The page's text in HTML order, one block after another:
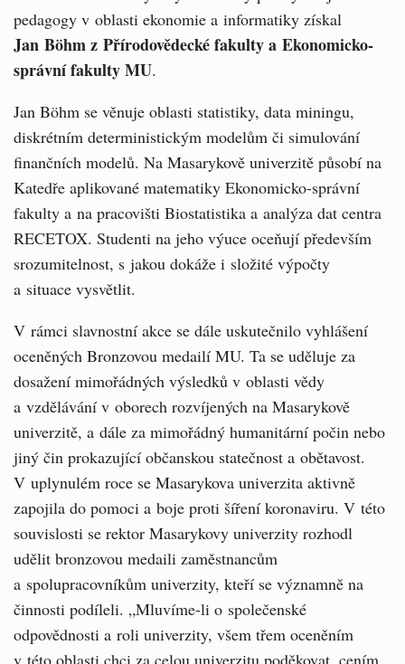
pedagogy v oblasti ekonomie a informatiky získal
Jan Böhm z Přírodovědecké fakulty a Ekonomicko-
správní fakulty MU.
Jan Böhm se věnuje oblasti statistiky, data miningu,
diskrétním deterministickým modelům či simulování
finančních modelů. Na Masarykově univerzitě působí na
Katedře aplikované matematiky Ekonomicko-správní
fakulty a na pracovišti Biostatistika a analýza dat centra
RECETOX. Studenti na jeho výuce oceňují především
srozumitelnost, s jakou dokáže i složité výpočty
a situace vysvětlit.
V rámci slavnostní akce se dále uskutečnilo vyhlášení
oceněných Bronzovou medailí MU. Ta se uděluje za
dosažení mimořádných výsledků v oblasti vědy
a vzdělávání v oborech rozvíjených na Masarykově
univerzitě, a dále za mimořádný humanitární počin nebo
jiný čin prokazující občanskou statečnost a obětavost.
V uplynulém roce se Masarykova univerzita aktivně
zapojila do pomoci a boje proti šíření koronaviru. V této
souvislosti se rektor Masarykovy univerzity rozhodl
udělit bronzovou medaili zaměstnancům
a spolupracovníkům univerzity, kteří se významně na
činnosti podíleli. „Mluvíme-li o společenské
odpovědnosti a roli univerzity, všem třem oceněním